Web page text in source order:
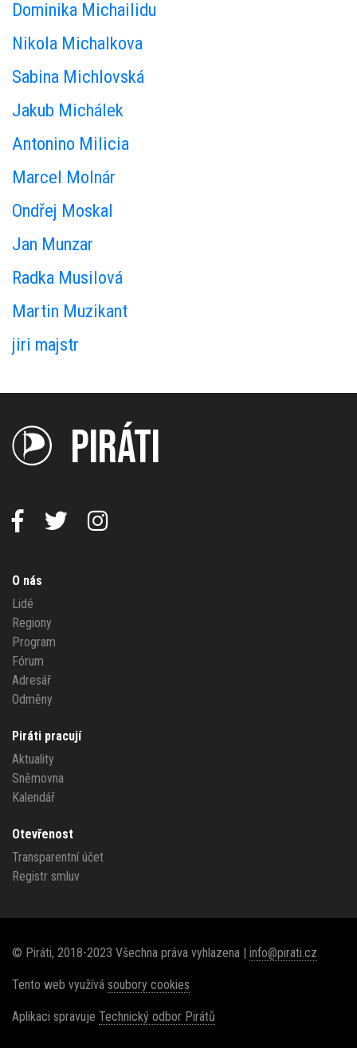
Dominika Michailidu
Nikola Michalkova
Sabina Michlovská
Jakub Michálek
Antonino Milicia
Marcel Molnár
Ondřej Moskal
Jan Munzar
Radka Musilová
Martin Muzikant
jiri majstr
PIRÁTI
O nás
Lidé
Regiony
Program
Fórum
Adresář
Odměny
Piráti pracují
Aktuality
Sněmovna
Kalendář
Otevřenost
Transparentní účet
Registr smluv
© Piráti, 2018-2023 Všechna práva vyhlazena | info@pirati.cz
Tento web využívá soubory cookies
Aplikaci spravuje Technický odbor Pirátů